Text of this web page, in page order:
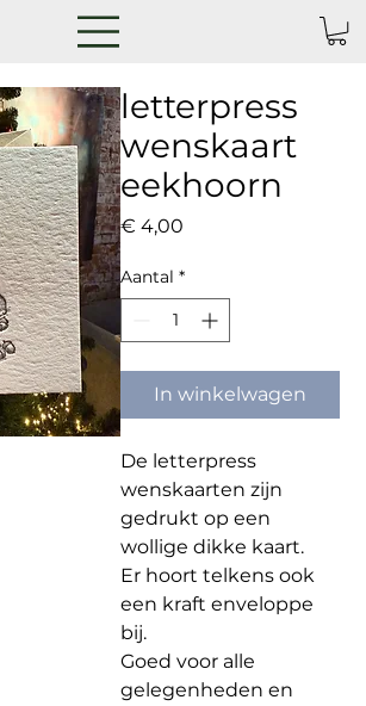
letterpress
wenskaart
eekhoorn
€ 4,00
Aantal *
In winkelwagen
De letterpress
wenskaarten zijn
gedrukt op een
wollige dikke kaart.
Er hoort telkens ook
een kraft enveloppe
bij.
Goed voor alle
gelegenheden en